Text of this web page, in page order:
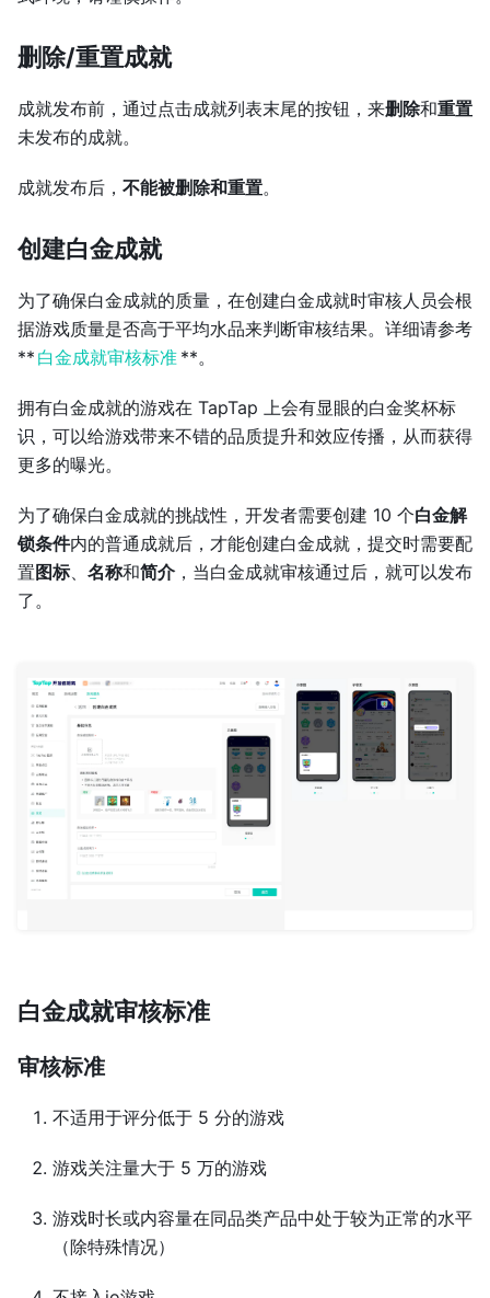
删除/重置成就
成就发布前，通过点击成就列表末尾的按钮，来删除和重置
未发布的成就。
成就发布后， 不能被删除和重置。
创建白金成就
为了确保白金成就的质量，在创建白金成就时审核人员会根
据游戏质量是否高于平均水品来判断审核结果。详细请参考
** 白金成就审核标准 **。
拥有白金成就的游戏在 TapTap 上会有显眼的白金奖杯标
识，可以给游戏带来不错的品质提升和效应传播，从而获得
更多的曝光。
为了确保白金成就的挑战性，开发者需要创建 10 个白金解
锁条件内的普通成就后，才能创建白金成就，提交时需要配
置图标、 名称和简介，当白金成就审核通过后，就可以发布
了。
白金成就审核标准
审核标准
不适用于评分低于 5 分的游戏
游戏关注量大于 5 万的游戏
游戏时长或内容量在同品类产品中处于较为正常的水平
（除特殊情况）